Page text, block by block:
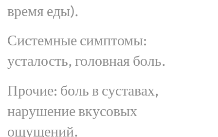
время еды).
Системные симптомы:
усталость, головная боль.
Прочие: боль в суставах,
нарушение вкусовых
ощущений.